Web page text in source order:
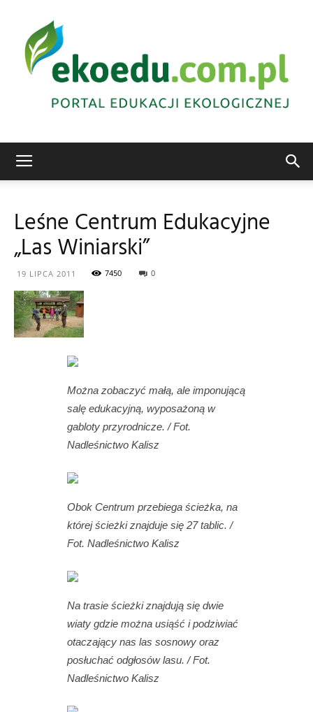
Leśne Centrum Edukacyjne
„Las Winiarski”
19 LIPCA 2011 7450 0
Można zobaczyć małą, ale imponującą
salę edukacyjną, wyposażoną w
gabloty przyrodnicze. / Fot.
Nadleśnictwo Kalisz
Obok Centrum przebiega ścieżka, na
której ścieżki znajduje się 27 tablic. /
Fot. Nadleśnictwo Kalisz
Na trasie ścieżki znajdują się dwie
wiaty gdzie można usiąść i podziwiać
otaczający nas las sosnowy oraz
posłuchać odgłosów lasu. / Fot.
Nadleśnictwo Kalisz